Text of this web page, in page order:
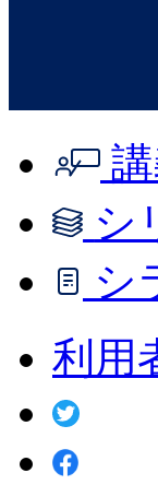
シ
シ
利用